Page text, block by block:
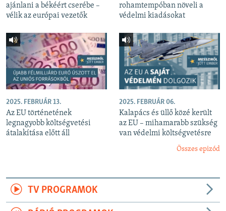
ajánlani a békéért cserébe –
vélik az európai vezetők
rohamtempóban növeli a
védelmi kiadásokat
2025. FEBRUÁR 13.
Az EU történetének
legnagyobb költségvetési
átalakítása előtt áll
2025. FEBRUÁR 06.
Kalapács és üllő közé került
az EU – mihamarabb szükség
van védelmi költségvetésre
Összes epizód
TV PROGRAMOK